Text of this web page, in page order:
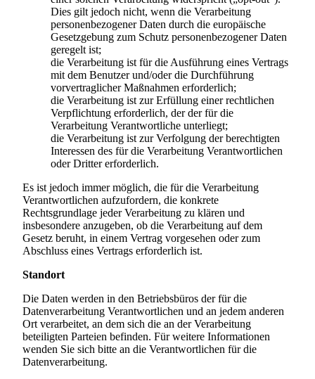
Dies gilt jedoch nicht, wenn die Verarbeitung
personenbezogener Daten durch die europäische
Gesetzgebung zum Schutz personenbezogener Daten
geregelt ist;
die Verarbeitung ist für die Ausführung eines Vertrags
mit dem Benutzer und/oder die Durchführung
vorvertraglicher Maßnahmen erforderlich;
die Verarbeitung ist zur Erfüllung einer rechtlichen
Verpflichtung erforderlich, der der für die
Verarbeitung Verantwortliche unterliegt;
die Verarbeitung ist zur Verfolgung der berechtigten
Interessen des für die Verarbeitung Verantwortlichen
oder Dritter erforderlich.
Es ist jedoch immer möglich, die für die Verarbeitung
Verantwortlichen aufzufordern, die konkrete
Rechtsgrundlage jeder Verarbeitung zu klären und
insbesondere anzugeben, ob die Verarbeitung auf dem
Gesetz beruht, in einem Vertrag vorgesehen oder zum
Abschluss eines Vertrags erforderlich ist.
Standort
Die Daten werden in den Betriebsbüros der für die
Datenverarbeitung Verantwortlichen und an jedem anderen
Ort verarbeitet, an dem sich die an der Verarbeitung
beteiligten Parteien befinden. Für weitere Informationen
wenden Sie sich bitte an die Verantwortlichen für die
Datenverarbeitung.